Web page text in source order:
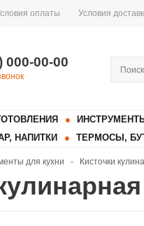
оплаты Условия
000-00-00
НАПИТКИ ТЕРМОСЫ,
для кухни - Кисточки